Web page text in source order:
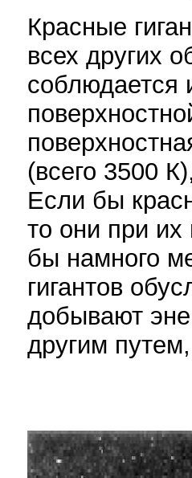
Красные
всех других
соблюдается
(всего 3500
Если бы
то они при их
бы намного
гигантов
добывают
другим